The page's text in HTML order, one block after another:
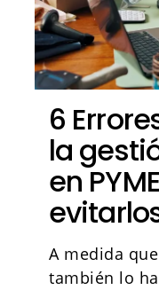
6
la
en
A medida
también lo